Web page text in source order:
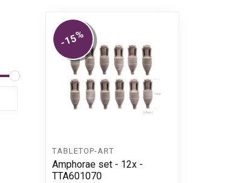
-15%
TABLETOP-ART
Amphorae set - 12x -
TTA601070